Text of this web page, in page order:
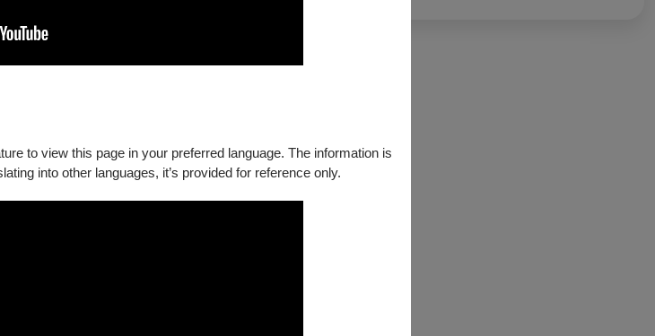
to view this page in your preferred language. The information is
into other languages, it’s provided for reference only.
明入場，未出示證明者需補足差額始得入場。
自來水事業處、臺北大眾捷運股份有公司審定之退休
折優惠。（注意事項：須於主合辦節目開演日前兩週購
於每場次演出前兩週轉為一般票價。）